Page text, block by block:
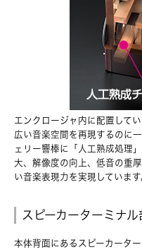
エンクロージャ内に配置して
広い音楽空間を再現するのに
ェリー響棒に「人工熟成処理
大、解像度の向上、低音の重
い音楽表現力を実現しています
スピーカーターミナ
本体背面にあるスピーカータ